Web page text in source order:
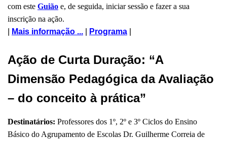
com este Guião e, de seguida, iniciar sessão e fazer a sua
inscrição na ação.
Mais informação ... Programa
Ação de Curta Duração: “A
Dimensão Pedagógica da Avaliação
– do conceito à prática”
Destinatários: Professores dos 1º, 2º e 3º Ciclos do Ensino
Básico do Agrupamento de Escolas Dr. Guilherme Correia de